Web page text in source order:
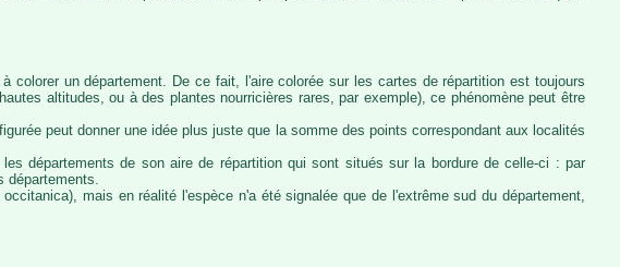
un département. De ce fait, l'aire colorée sur les cartes de répartition est toujours
altitudes, ou à des plantes nourricières rares, par exemple), ce phénomène peut être
peut donner une idée plus juste que la somme des points correspondant aux localités
départements de son aire de répartition qui sont situés sur la bordure de celle-ci : par
mais en réalité l'espèce n'a été signalée que de l'extrême sud du département,